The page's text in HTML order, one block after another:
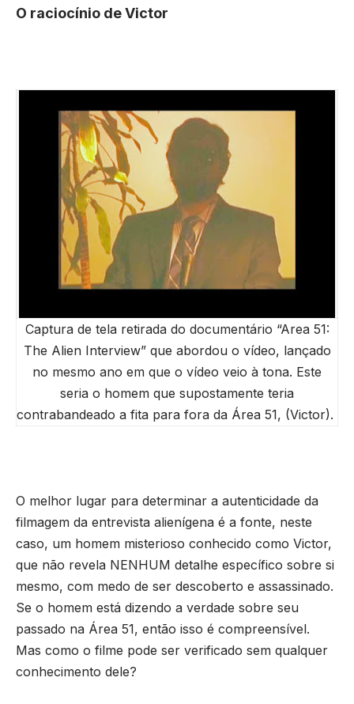
O raciocínio de Victor
Captura de tela retirada do documentário “Area 51:
The Alien Interview” que abordou o vídeo, lançado
no mesmo ano em que o vídeo veio à tona. Este
seria o homem que supostamente teria
contrabandeado a fita para fora da Área 51, (Victor).
O melhor lugar para determinar a autenticidade da
filmagem da entrevista alienígena é a fonte, neste
caso, um homem misterioso conhecido como Victor,
que não revela NENHUM detalhe específico sobre si
mesmo, com medo de ser descoberto e assassinado.
Se o homem está dizendo a verdade sobre seu
passado na Área 51, então isso é compreensível.
Mas como o filme pode ser verificado sem qualquer
conhecimento dele?